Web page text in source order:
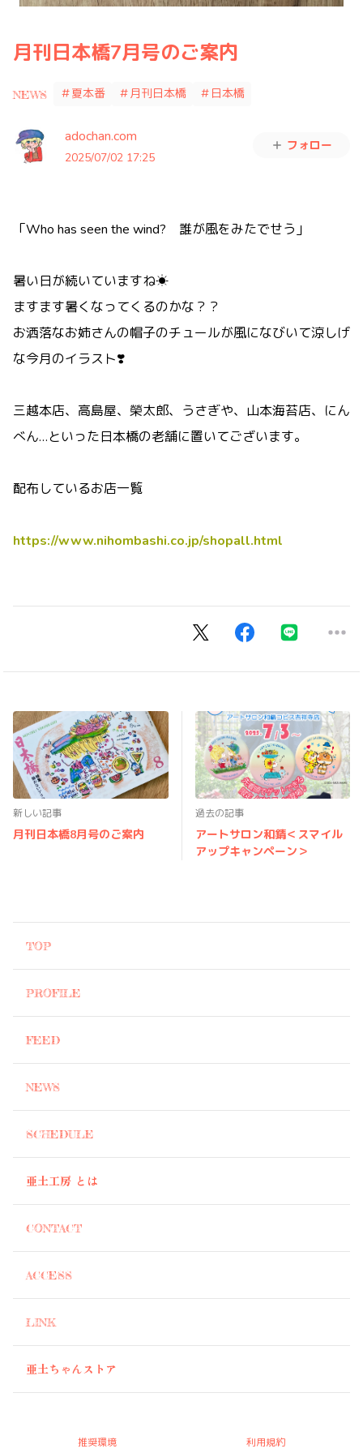
月刊日本橋7月号のご案内
NEWS ＃夏本番 ＃月刊日本橋 ＃日本橋
adochan.com
2025/07/02 17:25
フォロー
「Who has seen the wind? 誰が風をみたでせう」
暑い日が続いていますね☀
ますます暑くなってくるのかな？？
お洒落なお姉さんの帽子のチュールが風になびいて涼しげ
な今月のイラスト❣️
三越本店、高島屋、榮太郎、うさぎや、山本海苔店、にん
べん…といった日本橋の老舗に置いてございます。
配布しているお店一覧
https://www.nihombashi.co.jp/shopall.html
新しい記事
月刊日本橋8月号のご案内
過去の記事
アートサロン和錆＜スマイル
アップキャンペーン＞
TOP
PROFILE
FEED
NEWS
SCHEDULE
亜土工房 とは
CONTACT
ACCESS
LINK
亜土ちゃんストア
推奨環境 利用規約